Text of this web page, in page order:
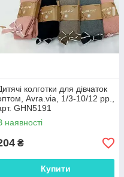
колготки для дівчаток
Avra.via, 1/3-10/12 рр.,
GHN5191
наявності
₴
Купити